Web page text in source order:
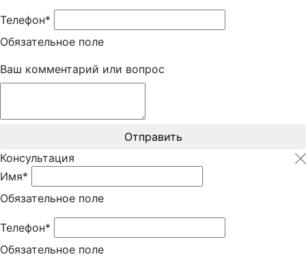
Телефон*
Обязательное поле
Ваш комментарий или вопрос
Отправить
Консультация
Имя*
Обязательное поле
Телефон*
Обязательное поле